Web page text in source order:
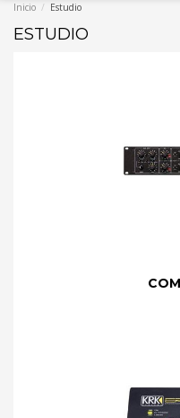
Inicio Estudio
ESTUDIO